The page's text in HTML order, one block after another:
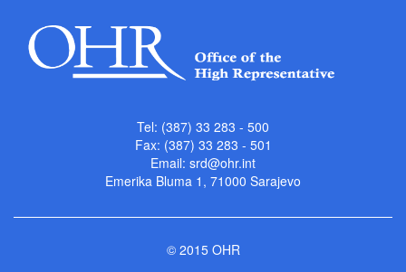
Tel: (387) 33 283 - 500
Fax: (387) 33 283 - 501
Email: srd@ohr.int
Emerika Bluma 1, 71000 Sarajevo
© 2015 OHR